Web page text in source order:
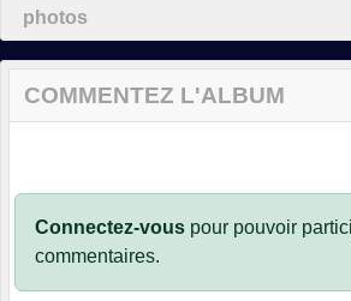
photos
COMMENTEZ L'ALBUM
Connectez-vous pour pouvoir
commentaires.